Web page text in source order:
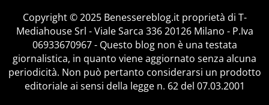
Copyright © 2025 Benessereblog.it proprietà di T-
Mediahouse Srl - Viale Sarca 336 20126 Milano - P.Iva
06933670967 - Questo blog non è una testata
giornalistica, in quanto viene aggiornato senza alcuna
periodicità. Non può pertanto considerarsi un prodotto
editoriale ai sensi della legge n. 62 del 07.03.2001